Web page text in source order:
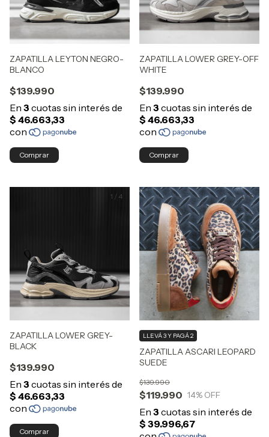
ZAPATILLA LEYTON NEGRO-
BLANCO
$139.990
Comprar
ZAPATILLA LOWER GREY-OFF
WHITE
$139.990
Comprar
1 / 4
ZAPATILLA LOWER GREY-
BLACK
$139.990
Comprar
1/7
ZAPATILLA ASCARI LEOPARD
SUEDE
$119.990
$139.990
14% OFF
LLEVÁ 3 Y PAGÁ 2